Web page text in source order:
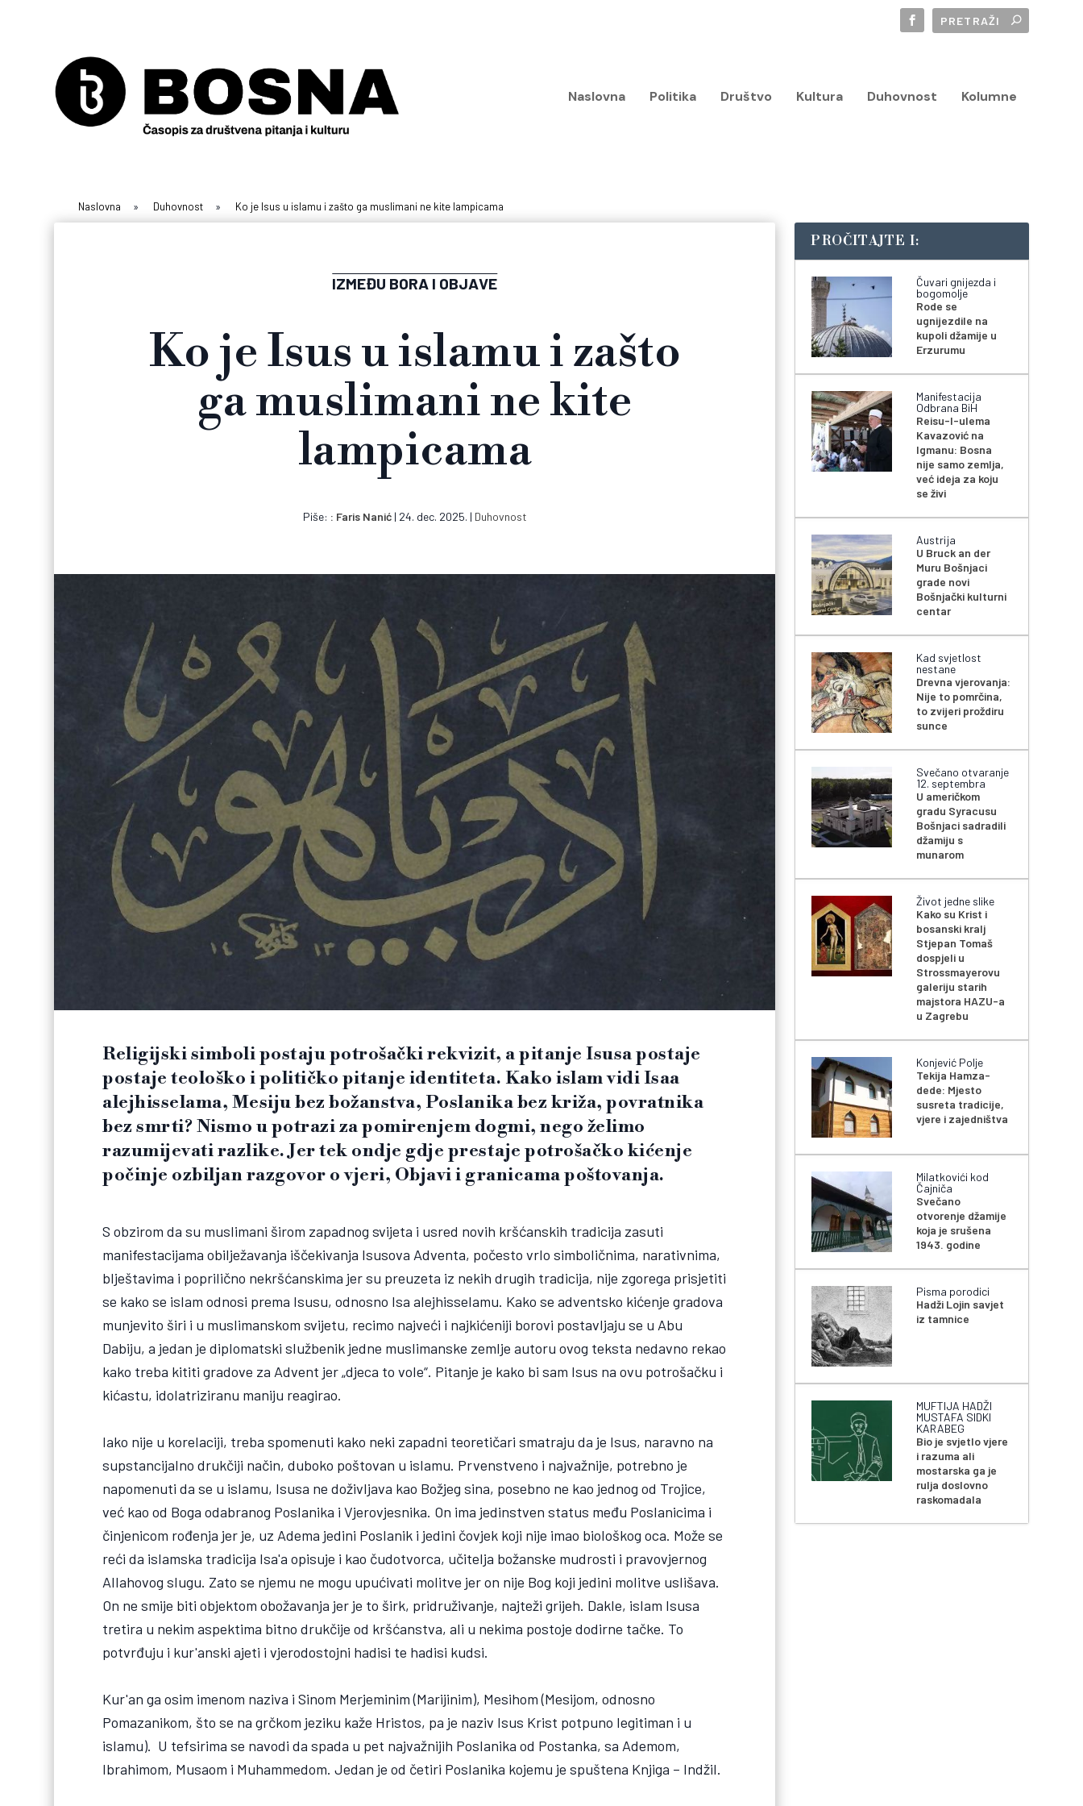
Naslovna Politika Društvo Kultura Duhovnost Kolumne
Naslovna » Duhovnost » Ko je Isus u islamu i zašto ga muslimani ne kite lampicama
IZMEĐU BORA I OBJAVE
Ko je Isus u islamu i zašto
ga muslimani ne kite
lampicama
Piše: Faris Nanić| 24. dec. 2025. | Duhovnost
Religijski simboli postaju potrošački rekvizit, a pitanje Isusa postaje
postaje teološko i političko pitanje identiteta. Kako islam vidi Isaa
alejhisselama, Mesiju bez božanstva, Poslanika bez križa, povratnika
bez smrti? Nismo u potrazi za pomirenjem dogmi, nego želimo
razumijevati razlike. Jer tek ondje gdje prestaje potrošačko kićenje
počinje ozbiljan razgovor o vjeri, Objavi i granicama poštovanja.
S obzirom da su muslimani širom zapadnog svijeta i usred novih kršćanskih tradicija zasuti
manifestacijama obilježavanja iščekivanja Isusova Adventa, počesto vrlo simboličnima, narativnima,
blještavima i poprilično nekršćanskima jer su preuzeta iz nekih drugih tradicija, nije zgorega prisjetiti
se kako se islam odnosi prema Isusu, odnosno Isa alejhisselamu. Kako se adventsko kićenje gradova
munjevito širi i u muslimanskom svijetu, recimo najveći i najkićeniji borovi postavljaju se u Abu
Dabiju, a jedan je diplomatski službenik jedne muslimanske zemlje autoru ovog teksta nedavno rekao
kako treba kititi gradove za Advent jer „djeca to vole“. Pitanje je kako bi sam Isus na ovu potrošačku i
kićastu, idolatriziranu maniju reagirao.
Iako nije u korelaciji, treba spomenuti kako neki zapadni teoretičari smatraju da je Isus, naravno na
supstancijalno drukčiji način, duboko poštovan u islamu. Prvenstveno i najvažnije, potrebno je
napomenuti da se u islamu, Isusa ne doživljava kao Božjeg sina, posebno ne kao jednog od Trojice,
već kao od Boga odabranog Poslanika i Vjerovjesnika. On ima jedinstven status među Poslanicima i
činjenicom rođenja jer je, uz Adema jedini Poslanik i jedini čovjek koji nije imao biološkog oca. Može se
reći da islamska tradicija Isa'a opisuje i kao čudotvorca, učitelja božanske mudrosti i pravovjernog
Allahovog slugu. Zato se njemu ne mogu upućivati molitve jer on nije Bog koji jedini molitve uslišava.
On ne smije biti objektom obožavanja jer je to širk, pridruživanje, najteži grijeh. Dakle, islam Isusa
tretira u nekim aspektima bitno drukčije od kršćanstva, ali u nekima postoje dodirne tačke. To
potvrđuju i kur'anski ajeti i vjerodostojni hadisi te hadisi kudsi.
Kur'an ga osim imenom naziva i Sinom Merjeminim (Marijinim), Mesihom (Mesijom, odnosno
Pomazanikom, što se na grčkom jeziku kaže Hristos, pa je naziv Isus Krist potpuno legitiman i u
islamu). U tefsirima se navodi da spada u pet najvažnijih Poslanika od Postanka, sa Ademom,
Ibrahimom, Musaom i Muhammedom. Jedan je od četiri Poslanika kojemu je spuštena Knjiga – Indžil.
PROČITAJTE I:
Čuvari gnijezda i
bogomolje
Rode se
ugnijezdile na
kupoli džamije u
Erzurumu
Manifestacija
Odbrana BiH
Reisu-l-ulema
Kavazović na
Igmanu: Bosna
nije samo zemlja,
već ideja za koju
se živi
Austrija
U Bruck an der
Muru Bošnjaci
grade novi
Bošnjački kulturni
centar
Kad svjetlost
nestane
Drevna vjerovanja:
Nije to pomrčina,
to zvijeri proždiru
sunce
Svečano otvaranje
12. septembra
U američkom
gradu Syracusu
Bošnjaci sadradili
džamiju s
munarom
Život jedne slike
Kako su Krist i
bosanski kralj
Stjepan Tomaš
dospjeli u
Strossmayerovu
galeriju starih
majstora HAZU-a
u Zagrebu
Konjević Polje
Tekija Hamza-
dede: Mjesto
susreta tradicije,
vjere i zajedništva
Milatkovići kod
Čajniča
Svečano
otvorenje džamije
koja je srušena
1943. godine
Pisma porodici
Hadži Lojin savjet
iz tamnice
MUFTIJA HADŽI
MUSTAFA SIDKI
KARABEG
Bio je svjetlo vjere
i razuma ali
mostarska ga je
rulja doslovno
raskomadala